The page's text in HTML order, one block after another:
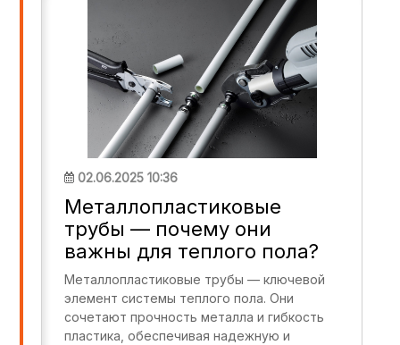
02.06.2025 10:36
Металлопластиковые
трубы — почему они
важны для теплого пола?
Металлопластиковые трубы — ключевой
элемент системы теплого пола. Они
сочетают прочность металла и гибкость
пластика, обеспечивая надежную и